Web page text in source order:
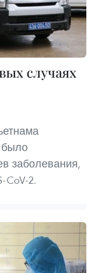
случаях
было
заболевания,
CoV-2.